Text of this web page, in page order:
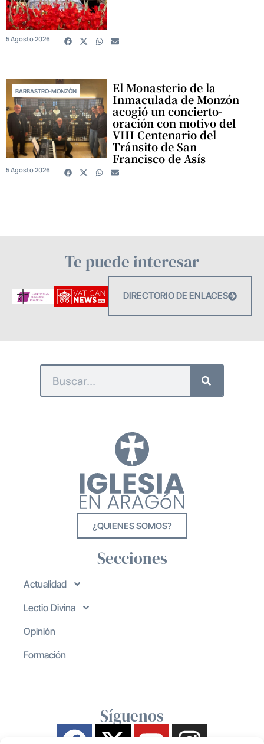
5 Agosto 2026
BARBASTRO-MONZÓN El Monasterio de la
Inmaculada de Monzón
acogió un concierto-
oración con motivo del
VIII Centenario del
Tránsito de San
Francisco de Asís
5 Agosto 2026
Te puede interesar
DIRECTORIO DE ENLACES
¿QUIENES SOMOS?
Secciones
Actualidad
Lectio Divina
Opinión
Formación
Síguenos